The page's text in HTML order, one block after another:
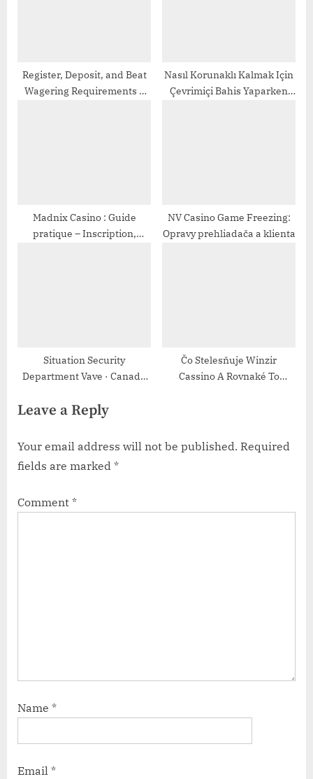
Register, Deposit, and Beat
Wagering Requirements –
Nasıl Korunaklı Kalmak Için
Çevrimiçi Bahis Yaparken
Madnix Casino : Guide
pratique – Inscription,
NV Casino Game Freezing:
Opravy prehliadača a klienta
Situation Security
Department Vave · Canada
Čo Stelesňuje Winzir
Cassino A Rovnaké To
Leave a Reply
Your email address will not be published. Required
fields are marked *
Comment *
Name *
Email *